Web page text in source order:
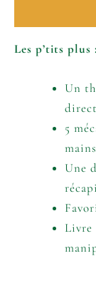
Les p’tits plus :
Un
5
mains
Une
Livre